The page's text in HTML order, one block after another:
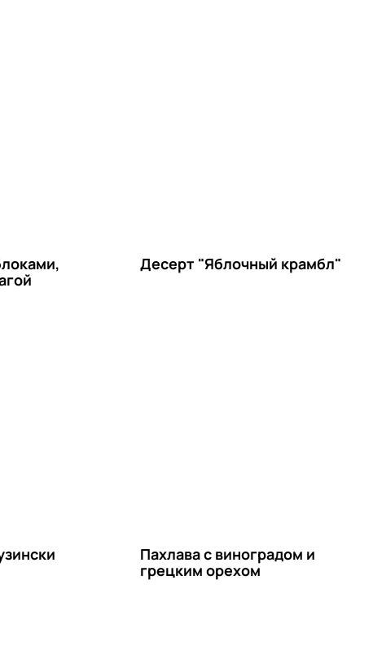
Десерт "Яблочный крамбл"
Пахлава с виноградом и
грецким орехом